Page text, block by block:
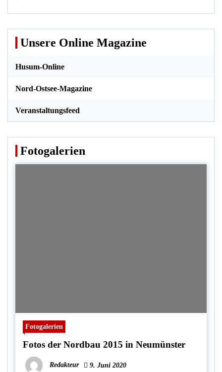
Unsere Online Magazine
Husum-Online
Nord-Ostsee-Magazine
Veranstaltungsfeed
Fotogalerien
Fotogalerien
Fotos der Nordbau 2015 in Neumünster
Redakteur 9. Juni 2020